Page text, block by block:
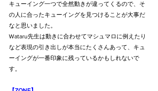
キューイング一つで全然動きが違ってくるので、そ
の人に合ったキューイングを見つけることが大事だ
なと思いました。
Wataru先生は動きに合わせてマシュマロに例えたり
など表現の引き出しが本当にたくさんあって、キュ
ーイングが一番印象に残っているかもしれないで
す。